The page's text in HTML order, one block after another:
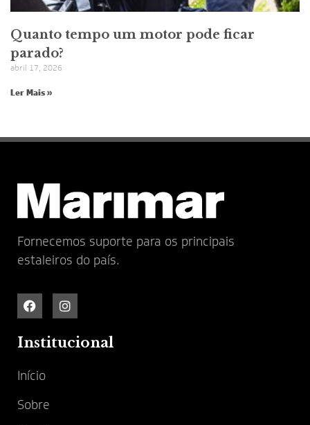
Quanto tempo um motor pode ficar
parado?
abril 17, 2026
Ler Mais »
Fornecemos suporte para os principais
estaleiros do país.
Institucional
Início
Sobre